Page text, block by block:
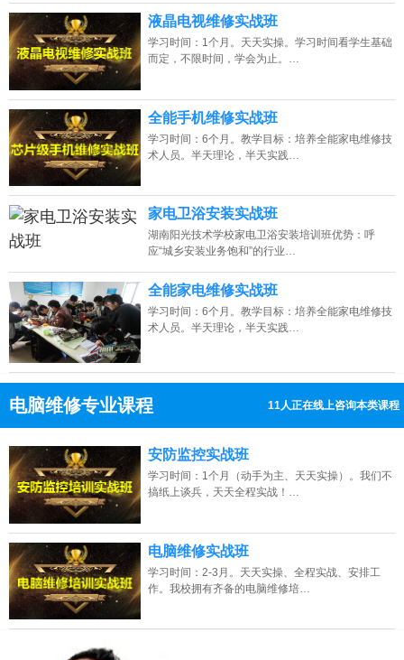
液晶电视维修实战班
学习时间：1个月。天天实操。学习时间看学生基础
而定，不限时间，学会为止。…
全能手机维修实战班
学习时间：6个月。教学目标：培养全能家电维修技
术人员。半天理论，半天实践…
家电卫浴安装实战班
湖南阳光技术学校家电卫浴安装培训班优势：呼
应“城乡安装业务饱和”的行业…
全能家电维修实战班
学习时间：6个月。教学目标：培养全能家电维修技
术人员。半天理论，半天实践…
电脑维修专业课程 11人正在线上咨询本类课程
点击免费咨询电话：13807313137
安防监控实战班
学习时间：1个月（动手为主、天天实操）。我们不
搞纸上谈兵，天天全程实战！…
电脑维修实战班
学习时间：2-3月。天天实操、全程实战、安排工
作。我校拥有齐备的电脑维修培…